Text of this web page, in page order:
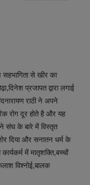
से खीर का
प्रजापत द्वारा लगाई
राठी ने अपने
रोग दूर होते है और यह
संघ के बारे में विस्तृत
दिया और सनातन धर्म के
में मातृशक्ति,बच्चों
विश्नोई,बालक